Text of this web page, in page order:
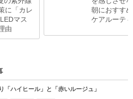
に「カレ
マス
由
朝におすす
ケアルーテ
「ハイヒール」と「赤いルージュ」